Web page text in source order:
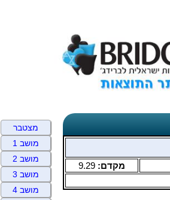
מקדם: 9.29
מצטבר
מושב 1
מושב 2
מושב 3
מושב 4